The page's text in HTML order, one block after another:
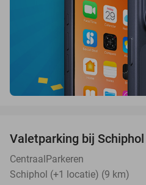
Valetparking bij Schiphol
CentraalParkeren
Schiphol (+1 locatie) (9 km)